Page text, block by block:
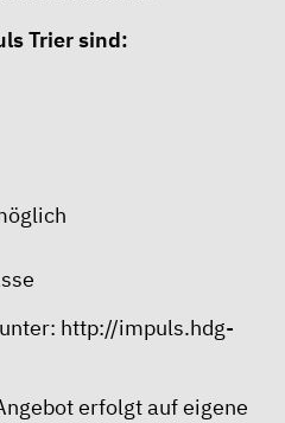
Trier sind:
http://impuls.hdg-
erfolgt auf eigene